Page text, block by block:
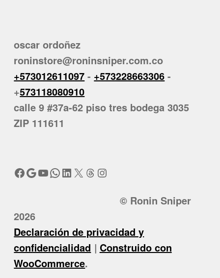
oscar ordoñez
roninstore@roninsniper.com.co
+573012611097 - +573228663306 -
+573118080910
calle 9 #37a-62 piso tres bodega 3035
ZIP 111611
Facebook
Google
YouTube
WhatsApp
LinkedIn
X Threads
Instagram
© Ronin Sniper
2026
Declaración de privacidad y
confidencialidad
Construido con
WooCommerce.